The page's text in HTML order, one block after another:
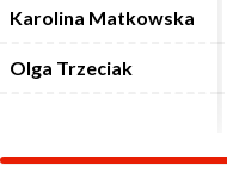
Karolina Matkowska
Olga Trzeciak
Karolina Matkowska
Olga Trzeciak